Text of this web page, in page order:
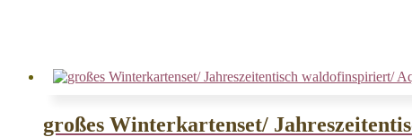
großes Winterkartenset/